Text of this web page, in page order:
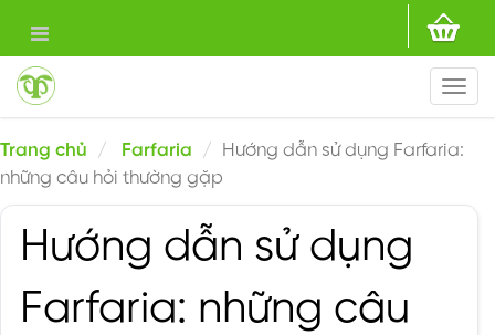
Trang chủ Farfaria
Hướng dẫn sử dụng Farfaria:
những câu hỏi thường gặp
Hướng dẫn sử dụng
Farfaria: những câu